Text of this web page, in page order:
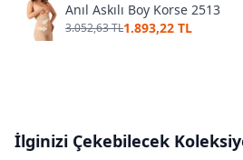
Anıl Askılı Boy Korse 2513
3.052,63 TL1.893,22 TL
İlginizi Çekebilecek